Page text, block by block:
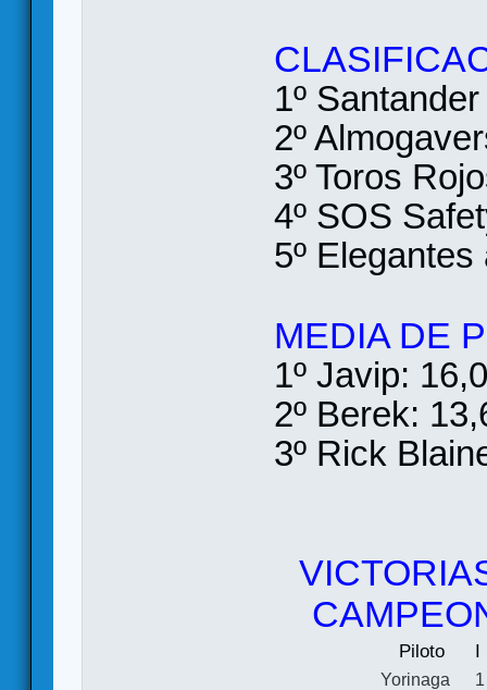
1º
2º
3º Toros
4º SOS
5º
MEDIA DE
1º Javip:
2º Berek:
3º Rick
Piloto I
Yorinaga
1